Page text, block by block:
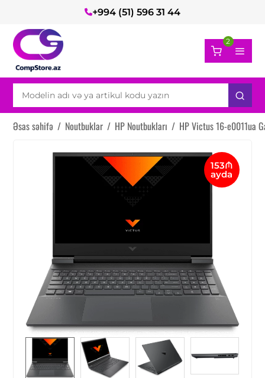
+994 (51) 596 31 44
2
Əsas səhifə / Noutbuklar / HP Noutbukları / HP Victus 16-e0011ua
153₼
ayda